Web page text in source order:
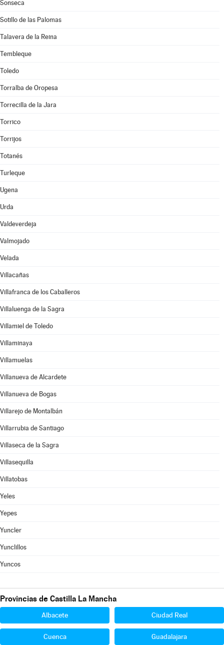
Sonseca
Sotillo de las Palomas
Talavera de la Reina
Tembleque
Toledo
Torralba de Oropesa
Torrecilla de la Jara
Torrico
Torrijos
Totanés
Turleque
Ugena
Urda
Valdeverdeja
Valmojado
Velada
Villacañas
Villafranca de los Caballeros
Villaluenga de la Sagra
Villamiel de Toledo
Villaminaya
Villamuelas
Villanueva de Alcardete
Villanueva de Bogas
Villarejo de Montalbán
Villarrubia de Santiago
Villaseca de la Sagra
Villasequilla
Villatobas
Yeles
Yepes
Yuncler
Yunclillos
Yuncos
Provincias de Castilla La Mancha
Albacete Ciudad Real
Cuenca Guadalajara